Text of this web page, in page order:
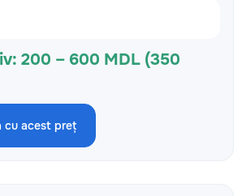
200 – 600 MDL (350
cu acest preț